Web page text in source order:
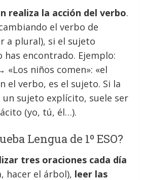
realiza la acción del verbo.
el verbo de
a plural), si el sujeto
has encontrado. Ejemplo:
«Los niños comen»: «el
el verbo, es el sujeto. Si la
sujeto explícito, suele ser
(yo, tú, él…).
Lengua de 1º ESO?
tres oraciones cada día
hacer el árbol), leer las